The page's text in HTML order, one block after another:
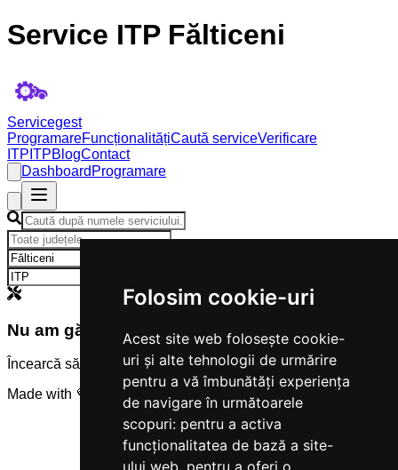
Folosim cookie-uri
Acest site web folosește cookie-
uri și alte tehnologii de urmărire
pentru a vă îmbunătăți experiența
de navigare în următoarele
scopuri: pentru a activa
funcționalitatea de bază a site-
ului web, pentru a oferi o
Service ITP Fălticeni
Servicegest
ProgramareFuncționalitățiCaută serviceVerificare
ITP ITPBlogContact
Dashboard Programare
Nu am găsit servicii
Încearcă să modifici criteriile de căutare.
Made with 💜 by
Servicegest